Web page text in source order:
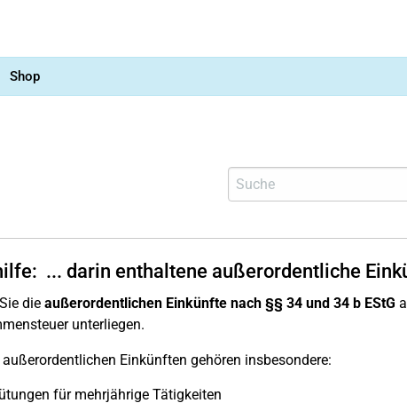
Shop
... darin enthaltene außerordentliche
die außerordentlichen Einkünfte nach §§ 34 und 34 b EStG
unterliegen.
Einkünften gehören insbesondere:
für mehrjährige Tätigkeiten